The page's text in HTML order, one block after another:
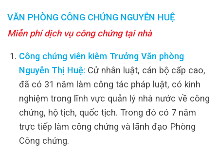
VĂN PHÒNG CÔNG CHỨNG NGUYỄN HUỆ
Miễn phí dịch vụ công chứng tại nhà
Công chứng viên kiêm Trưởng Văn phòng
Nguyễn Thị Huệ: Cử nhân luật, cán bộ cấp cao,
đã có 31 năm làm công tác pháp luật, có kinh
nghiệm trong lĩnh vực quản lý nhà nước về công
chứng, hộ tịch, quốc tịch. Trong đó có 7 năm
trực tiếp làm công chứng và lãnh đạo Phòng
Công chứng.